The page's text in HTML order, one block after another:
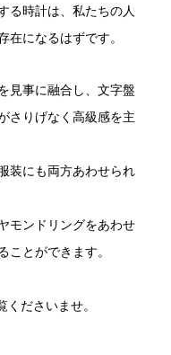
る時計は、私たちの人
在になるはずです。
見事に融合し、文字盤
さりげなく高級感を主
装にも両方あわせられ
モンドリングをあわせ
ことができます。
くださいませ。